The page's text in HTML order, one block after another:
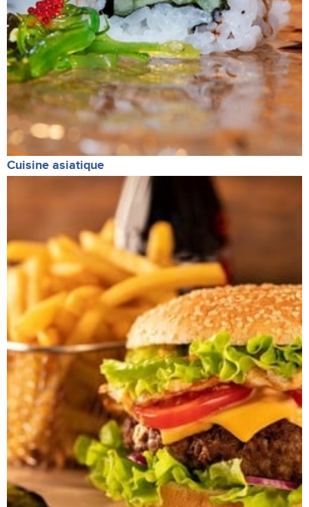
Cuisine asiatique